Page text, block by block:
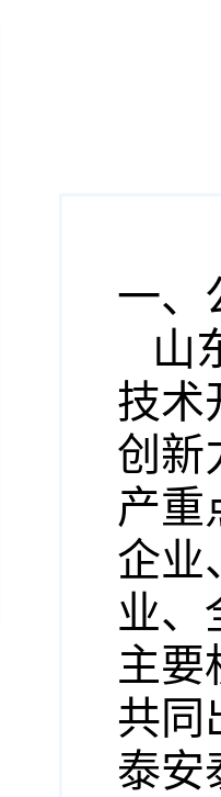
一、
山
技术
创新
产重
企业
业、
主要
共同
泰安